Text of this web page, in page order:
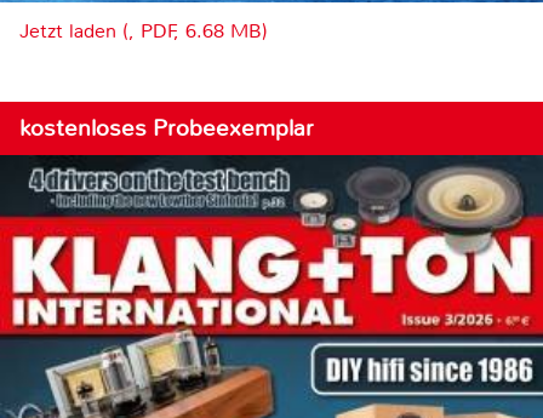
Jetzt laden (, PDF, 6.68 MB)
kostenloses Probeexemplar